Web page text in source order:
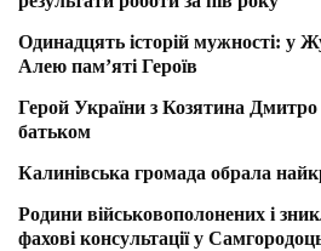
Одинадцять історій мужності: у
Алею пам’яті Героїв
Герой України з Козятина
батьком
Калинівська громада обрала
Родини військовополонених і
фахові консультації у